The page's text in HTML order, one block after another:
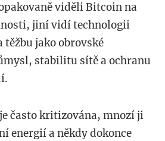
viděli Bitcoin na
jiní vidí technologii
těžbu jako obrovské
stabilitu sítě a ochranu
často kritizována, mnozí ji
energií a někdy dokonce